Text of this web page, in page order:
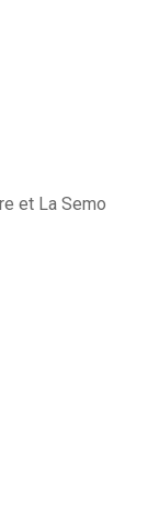
et La Semo